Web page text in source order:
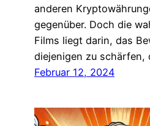
anderen
gegenüber. Doch die
Films liegt darin, das
diejenigen zu schärfen,
Februar 12, 2024